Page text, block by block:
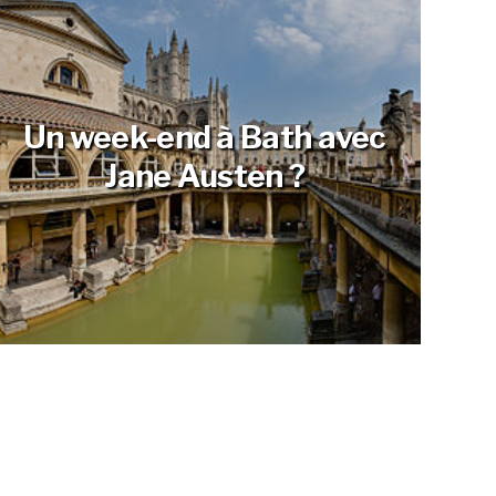
Un week-end à Bath avec
Jane Austen ?